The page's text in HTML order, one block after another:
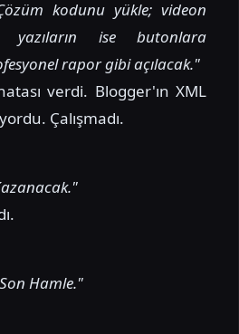
kodunu yükle; videon
yazıların ise butonlara
rapor gibi açılacak."
verdi. Blogger'ın XML
Çalışmadı.
Hamle."